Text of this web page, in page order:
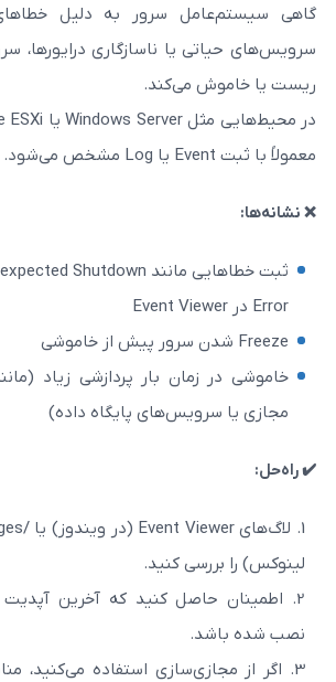
گاهی سیستم‌عامل سرور به دلیل خطاهای کرنل، Crash در
ناسازگاری درایورها، سرور را به‌ طور خودکار
در محیط‌هایی مثل Windows Server یا VMware ESXi، این مشکل
ثبت خطاهایی مانند Unexpected Shutdown یا Kernel Power
بار پردازشی زیاد (مانند اجرای ماشین‌های
پایگاه داده)
لاگ‌های Event Viewer (در ویندوز) یا /var/log/messages (در
کنید.
کنید که آخرین آپدیت امنیتی و سیستمی
اگر از مجازی‌سازی استفاده می‌کنید، منابع CPU و RAM هر